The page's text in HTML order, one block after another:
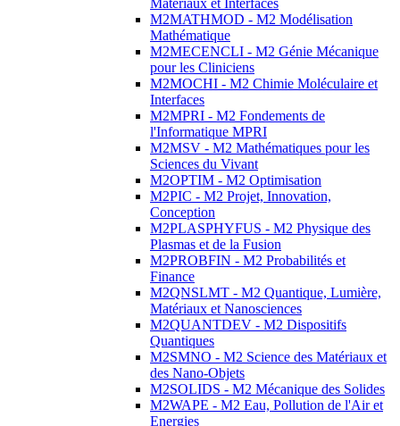
Matériaux et Interfaces
M2MATHMOD - M2 Modélisation
Mathématique
M2MECENCLI - M2 Génie Mécanique
pour les Cliniciens
M2MOCHI - M2 Chimie Moléculaire et
Interfaces
M2MPRI - M2 Fondements de
l'Informatique MPRI
M2MSV - M2 Mathématiques pour les
Sciences du Vivant
M2OPTIM - M2 Optimisation
M2PIC - M2 Projet, Innovation,
Conception
M2PLASPHYFUS - M2 Physique des
Plasmas et de la Fusion
M2PROBFIN - M2 Probabilités et
Finance
M2QNSLMT - M2 Quantique, Lumière,
Matériaux et Nanosciences
M2QUANTDEV - M2 Dispositifs
Quantiques
M2SMNO - M2 Science des Matériaux et
des Nano-Objets
M2SOLIDS - M2 Mécanique des Solides
M2WAPE - M2 Eau, Pollution de l'Air et
Energies